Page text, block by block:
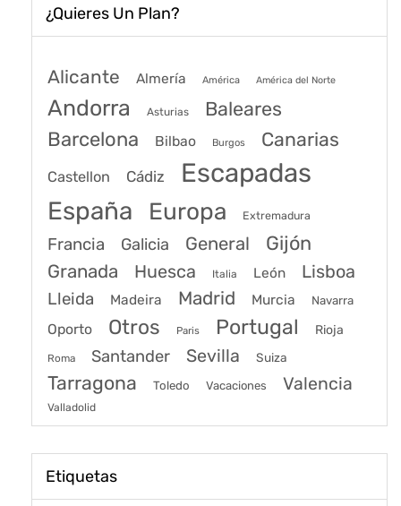
¿Quieres Un Plan?
Alicante Almería América América del Norte
Andorra Asturias Baleares
Barcelona Bilbao Burgos Canarias
Castellon Cádiz Escapadas
España Europa Extremadura
Francia Galicia General Gijón
Granada Huesca Italia León Lisboa
Lleida Madeira Madrid Murcia Navarra
Oporto Otros Paris Portugal Rioja
Roma Santander Sevilla Suiza
Tarragona Toledo Vacaciones Valencia
Valladolid
Etiquetas